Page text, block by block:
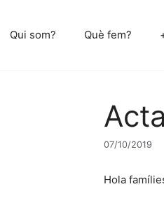
Qui som? Què fem?
07/10/2019
Hola